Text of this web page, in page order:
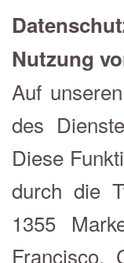
Nutzung
Auf
des
Diese
durch die
1355
Francisco,